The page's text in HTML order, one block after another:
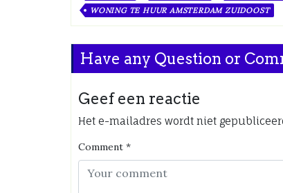
WONING TE HUUR AMSTERDAM ZUIDOOST
Have any Question or
Geef een reactie
Het e-mailadres wordt niet
Comment *